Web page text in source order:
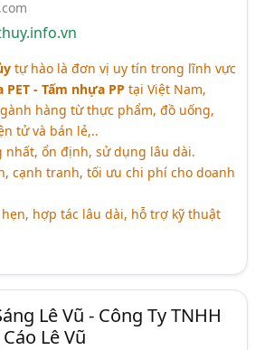
tự hào là đơn vị uy tín trong lĩnh vực
PET - Tấm nhựa PP tại Việt Nam,
hàng từ thực phẩm, đồ uống,
tử và bán lẻ,..
ổn định, sử dụng lâu dài.
cạnh tranh, tối ưu chi phí cho doanh
hợp tác lâu dài, hỗ trợ kỹ thuật
Lê Vũ - Công Ty TNHH
Lê Vũ